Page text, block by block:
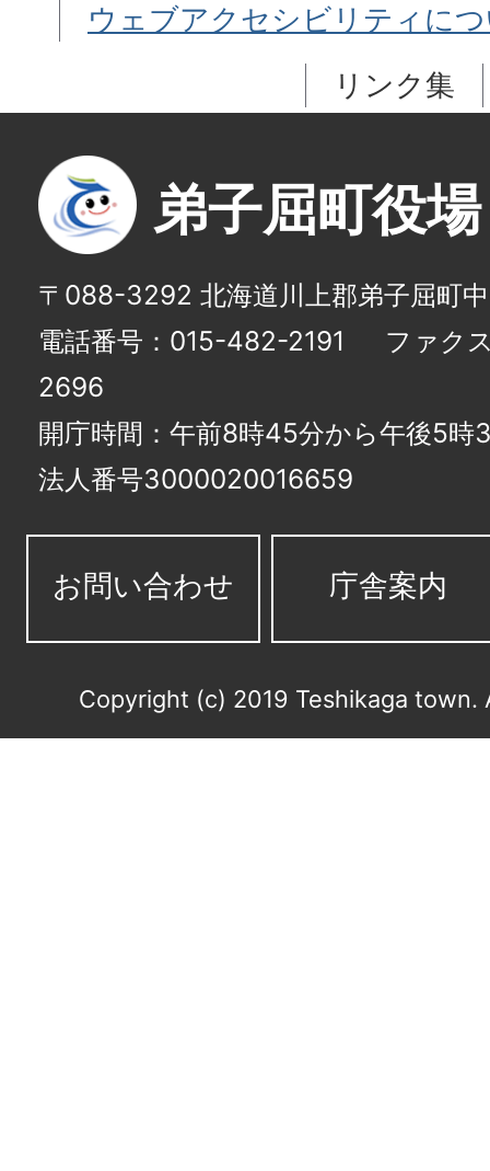
ウェブアクセシビリティに
リンク集
弟子屈町役場
〒088-3292 北海道川上郡弟子屈町
電話番号：015-482-2191
ファク
2696
開庁時間：午前8時45分から午後5時
法人番号3000020016659
お問い合わせ 庁舎案内
Copyright (c) 2019 Teshikaga town.